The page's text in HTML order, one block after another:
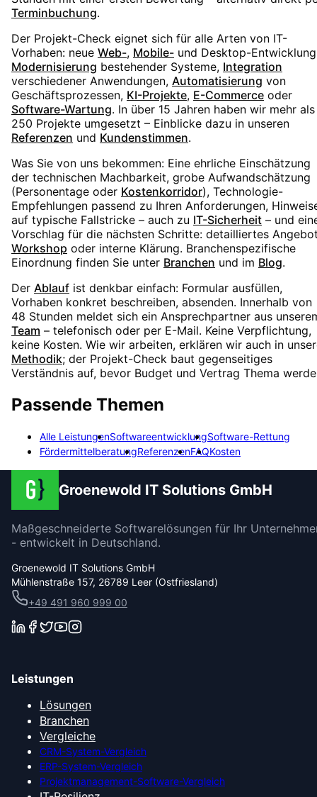
Terminbuchung.
Der Projekt-Check eignet sich für alle Arten von IT-
Vorhaben: neue Web-, Mobile- und Desktop-
Modernisierung bestehender Systeme, Integration
verschiedener Anwendungen, Automatisierung von
Geschäftsprozessen, KI-Projekte, E-Commerce oder
Software-Wartung. In über 15 Jahren haben wir mehr als
250 Projekte umgesetzt – Einblicke dazu in unseren
Referenzen und Kundenstimmen.
Was Sie von uns bekommen: Eine ehrliche Einschätzung
der technischen Machbarkeit, grobe Aufwandschätzung
(Personentage oder Kostenkorridor), Technologie-
Empfehlungen passend zu Ihren Anforderungen,
auf typische Fallstricke – auch zu IT-Sicherheit – und
Vorschlag für die nächsten Schritte: detailliertes
Workshop oder interne Klärung. Branchenspezifische
Einordnung finden Sie unter Branchen und im Blog.
Der Ablauf ist denkbar einfach: Formular ausfüllen,
Vorhaben konkret beschreiben, absenden. Innerhalb von
48 Stunden meldet sich ein Ansprechpartner aus
Team – telefonisch oder per E-Mail. Keine Verpflichtung,
keine Kosten. Wie wir arbeiten, erklären wir auch in
Methodik; der Projekt-Check baut gegenseitiges
Verständnis auf, bevor Budget und Vertrag Thema
Passende Themen
Alle LeistungenSoftwareentwicklungSoftware-Rettung
FördermittelberatungReferenzenFAQKosten
Groenewold IT Solutions GmbH
Maßgeschneiderte Softwarelösungen für Ihr
- entwickelt in Deutschland.
Groenewold IT Solutions GmbH
Mühlenstraße 157, 26789 Leer (Ostfriesland)
+49 491 960 999 00
Leistungen
Lösungen
Branchen
Vergleiche
CRM-System-Vergleich
ERP-System-Vergleich
Projektmanagement-Software-Vergleich